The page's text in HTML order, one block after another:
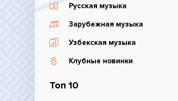
Русская музыка
Зарубежная музыка
Узбекская музыка
Клубные новинки
Топ 10